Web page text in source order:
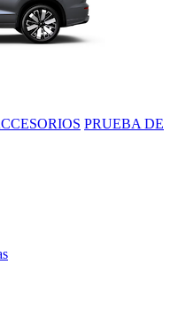
PRUEBA DE